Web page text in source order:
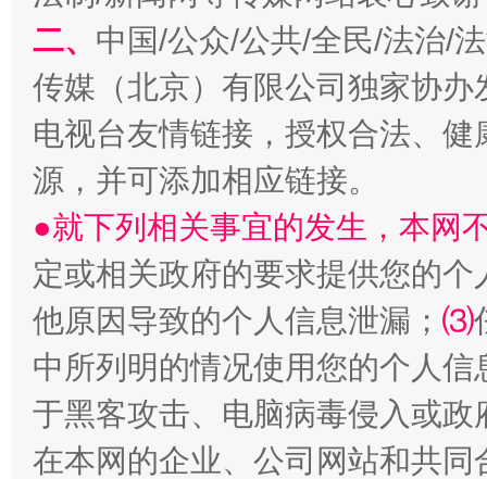
揭开“小金库”的免责幌子
受贿1.44亿！段成刚被判无期 从幼
二、 中国/公众/公共/全民/法治/
传媒（北京）有限公司独家协
电视台友情链接，授权合法、
源，并可添加相应链接。
●就下列相关事宜的发生，本网
定或相关政府的要求提供您的个
他原因导致的个人信息泄漏； ⑶
中所列明的情况使用您的个人
于黑客攻击、电脑病毒侵入或
在本网的企业、公司网站和共